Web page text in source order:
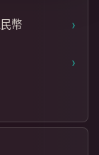
幣 ›
›